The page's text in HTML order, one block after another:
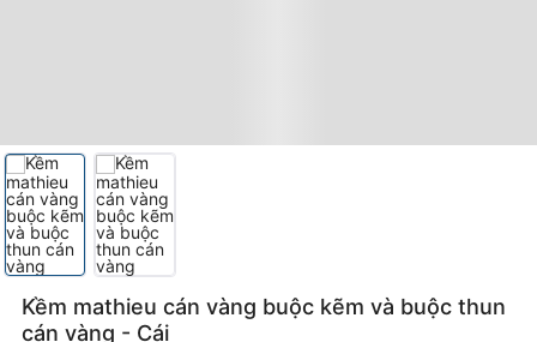
Kềm mathieu cán vàng buộc kẽm và buộc thun
cán vàng - Cái